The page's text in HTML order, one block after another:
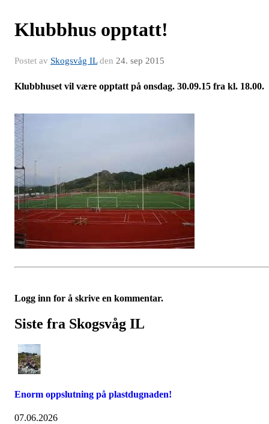
Klubbhus opptatt!
Postet av Skogsvåg ILden 24. sep 2015
Klubbhuset vil være opptatt på onsdag. 30.09.15 fra kl. 18.00.
Logg inn for å skrive en kommentar.
Siste fra Skogsvåg IL
Enorm oppslutning på plastdugnaden!
07.06.2026